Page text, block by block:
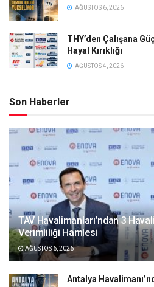
AĞUSTOS 6, 2026
THY’den Çalışana
Hayal Kırıklığı
AĞUSTOS 4, 2026
Son Haberler
TAV Havalimanları’ndan 3
Verimliliği Hamlesi
AĞUSTOS 6, 2026
Antalya